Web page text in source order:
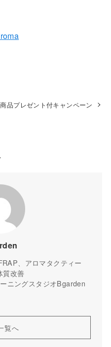
品プレゼント付キャンペーン
、アロマタクティー
質改善
ニングスタジオBgarden
覧へ